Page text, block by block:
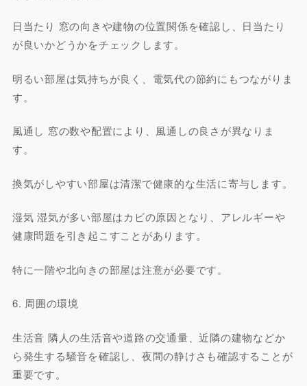
日当たり 窓の向きや建物の位置関係を確認し、日当たり
が良いかどうかをチェックします。
明るい部屋は気持ちが良く、電気代の節約にもつながりま
す。
風通し 窓の数や配置により、風通しの良さが異なりま
す。
換気がしやすい部屋は清潔で健康的な生活に寄与します。
湿気 湿気が多い部屋はカビの原因となり、アレルギーや
健康問題を引き起こすことがあります。
特に一階や北向きの部屋は注意が必要です。
6. 周囲の環境
生活音 隣人の生活音や道路の交通量、近隣の建物などか
ら発生する騒音を確認し、夜間の静けさも確認することが
重要です。